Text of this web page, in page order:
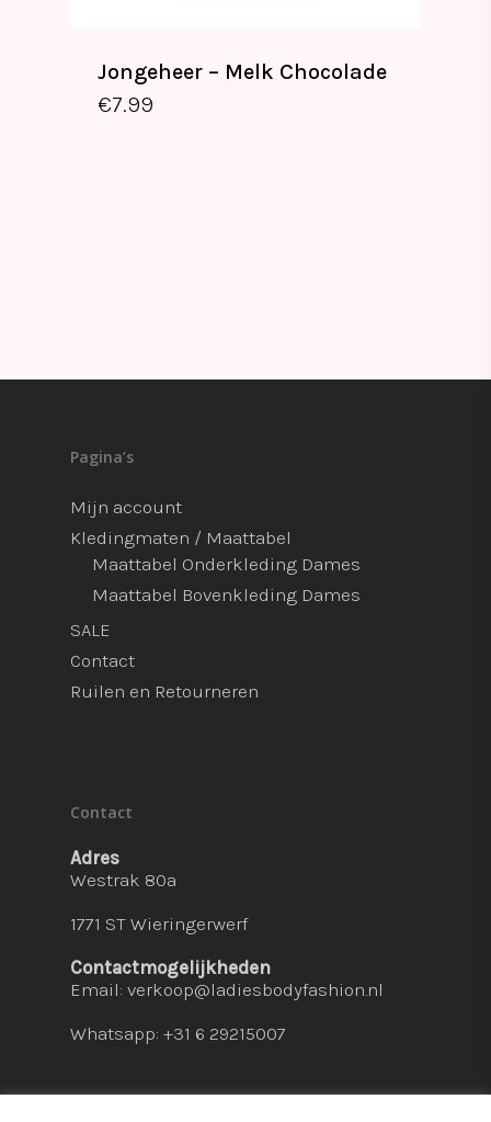
Jongeheer – Melk Chocolade
€7.99
€7.99
Pagina’s
Mijn account
Kledingmaten / Maattabel
Maattabel Onderkleding Dames
Maattabel Bovenkleding Dames
SALE
Contact
Ruilen en Retourneren
Contact
Adres
Westrak 80a
1771 ST Wieringerwerf
Contactmogelijkheden
Email: verkoop@ladiesbodyfashion.nl
Whatsapp: +31 6 29215007